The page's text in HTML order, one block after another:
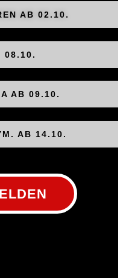
AB 02.10.
08.10.
AB 09.10.
AB 14.10.